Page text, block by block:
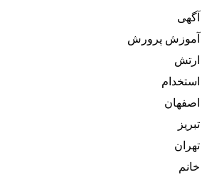
آگهی
آموزش پرورش
ارتش
استخدام
اصفهان
تبریز
تهران
خانم